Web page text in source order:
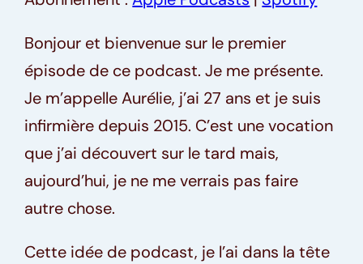
Apple Podcasts Spotify
SHARE
LINK
EMBED
Bonjour et bienvenue sur le premier
épisode de ce podcast. Je me présente.
Je m’appelle Aurélie, j’ai 27 ans et je suis
infirmière depuis 2015. C’est une vocation
que j’ai découvert sur le tard mais,
aujourd’hui, je ne me verrais pas faire
autre chose.
Cette idée de podcast, je l’ai dans la tête